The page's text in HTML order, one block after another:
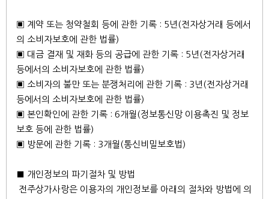
▣ 계약 또는 청약철회 등에 관한 기록 : 5년(전자상거래 등에서
의 소비자보호에 관한 법률)
▣ 대금 결재 및 재화 등의 공급에 관한 기록 : 5년(전자상거래
등에서의 소비자보호에 관한 법률)
▣ 소비자의 불만 또는 분쟁처리에 관한 기록 : 3년(전자상거래
등에서의 소비자보호에 관한 법률)
▣ 본인확인에 관한 기록 : 6개월(정보통신망 이용촉진 및 정보
보호 등에 관한 법률)
▣ 방문에 관한 기록 : 3개월(통신비밀보호법)
■ 개인정보의 파기절차 및 방법
전주상가사랑은 이용자의 개인정보를 아래의 절차와 방법에 의